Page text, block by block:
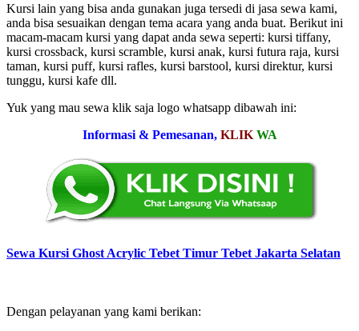
Kursi lain yang bisa anda gunakan juga tersedi di jasa sewa kami,
anda bisa sesuaikan dengan tema acara yang anda buat. Berikut ini
macam-macam kursi yang dapat anda sewa seperti: kursi tiffany,
kursi crossback, kursi scramble, kursi anak, kursi futura raja, kursi
taman, kursi puff, kursi rafles, kursi barstool, kursi direktur, kursi
tunggu, kursi kafe dll.
Yuk yang mau sewa klik saja logo whatsapp dibawah ini:
Informasi & Pemesanan, KLIK WA
Sewa Kursi Ghost Acrylic Tebet Timur Tebet Jakarta Selatan
Dengan pelayanan yang kami berikan: